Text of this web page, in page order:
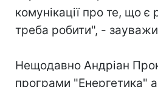
комунікації про те, що
треба робити", -
Нещодавно Андріан
програми "Енергетика"